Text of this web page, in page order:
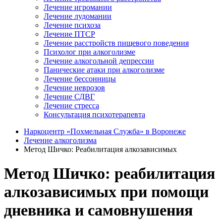
Лечение игромании
Лечение лудомании
Лечение психоза
Лечение ПТСР
Лечение расстройств пищевого поведения
Психолог при алкоголизме
Лечение алкогольной депрессии
Панические атаки при алкоголизме
Лечение бессонницы
Лечение неврозов
Лечение СДВГ
Лечение стресса
Консультация психотерапевта
Наркоцентр «Похмельная Служба» в Воронеже
Лечение алкоголизма
Метод Шичко: Реабилитация алкозависимых
Метод Шичко: реабилитация
алкозависимых при помощи
дневника и самовнушения